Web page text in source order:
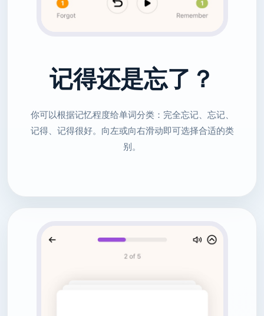
记得还是忘了？
你可以根据记忆程度给单词分类：完全忘记、忘记、
记得、记得很好。向左或向右滑动即可选择合适的类
别。